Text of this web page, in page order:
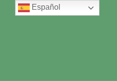
Español